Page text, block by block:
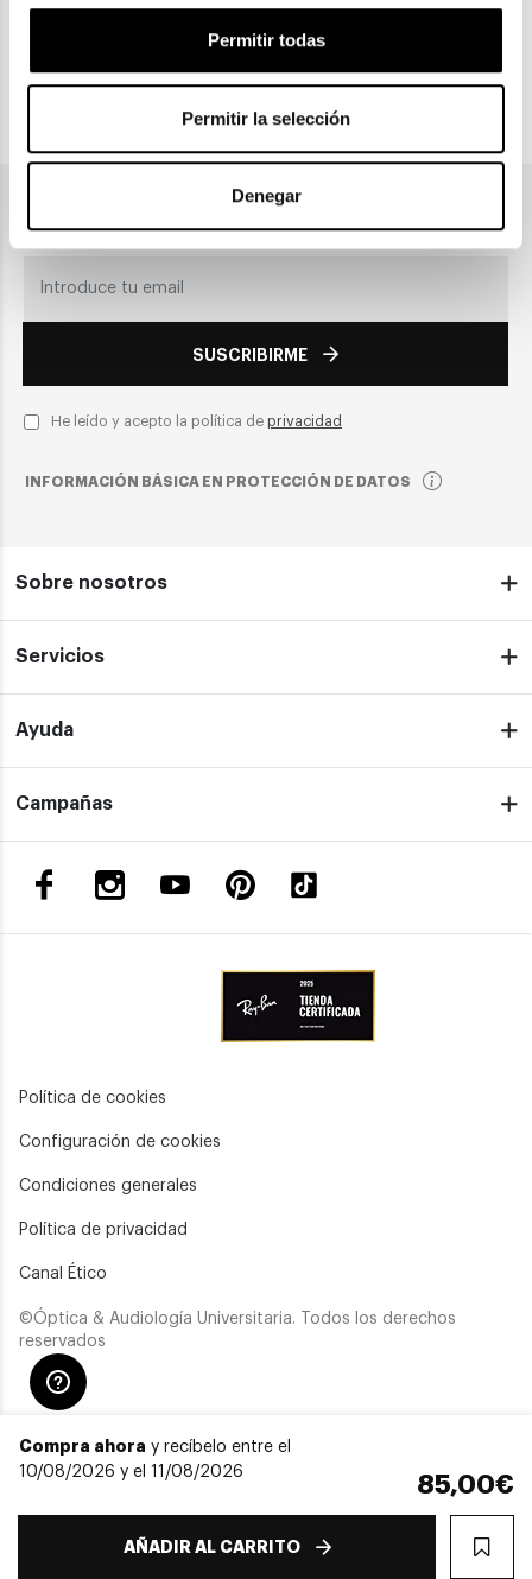
Permitir todas
Permitir la selección
Denegar
Compra ahora y recíbelo entre el
10/08/2026 y el 11/08/2026
85,00€
AÑADIR AL CARRITO
CLICK & COLLECT
Recogida en tienda
PAGO SEGURO
Únete a nuestra newsletter
SUSCRIBIRME
He leído y acepto la política de privacidad
INFORMACIÓN BÁSICA EN PROTECCIÓN DE DATOS
Sobre nosotros
Servicios
Ayuda
Campañas
Política de cookies
Configuración de cookies
Condiciones generales
Política de privacidad
Canal Ético
©Óptica & Audiología Universitaria. Todos los derechos
reservados